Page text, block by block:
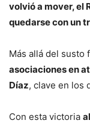
volvió a mover, el
quedarse con un
Más allá del susto
asociaciones en
Díaz, clave en los
Con esta victoria